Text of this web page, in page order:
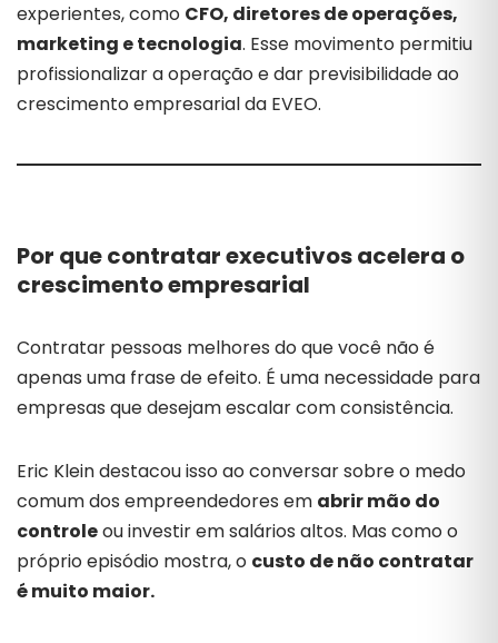
experientes, como CFO, diretores de operações,
marketing e tecnologia. Esse movimento permitiu
profissionalizar a operação e dar previsibilidade ao
crescimento empresarial da EVEO.
Por que contratar executivos acelera o
crescimento empresarial
Contratar pessoas melhores do que você não é
apenas uma frase de efeito. É uma necessidade para
empresas que desejam escalar com consistência.
Eric Klein destacou isso ao conversar sobre o medo
comum dos empreendedores em abrir mão do
controleou investir em salários altos. Mas como o
próprio episódio mostra, o custo de não contratar
é muito maior.